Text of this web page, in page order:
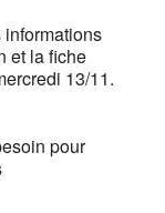
et la fiche
13/11.
pour